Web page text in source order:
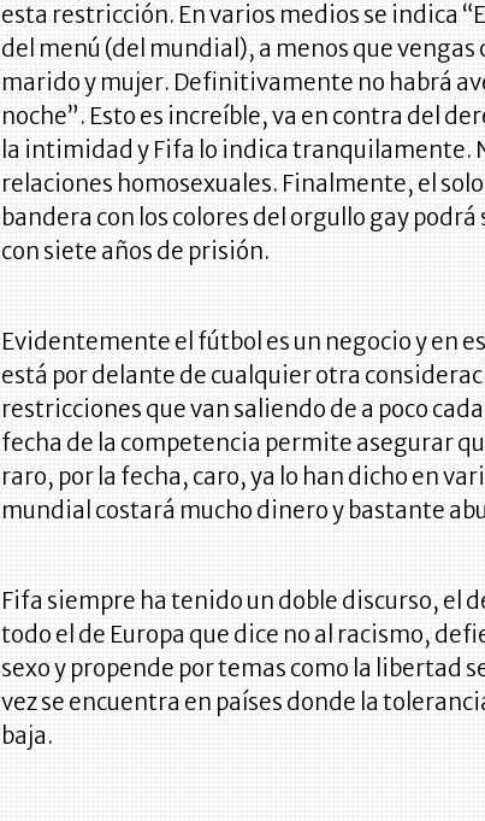
esta restricción. En varios medios se indica
del menú (del mundial), a menos que vengas
marido y mujer. Definitivamente no habrá
noche”. Esto es increíble, va en contra del
la intimidad y Fifa lo indica tranquilamente.
relaciones homosexuales. Finalmente, el
bandera con los colores del orgullo gay
con siete años de prisión.
Evidentemente el fútbol es un negocio y en
está por delante de cualquier otra
restricciones que van saliendo de a poco cada
fecha de la competencia permite asegurar
raro, por la fecha, caro, ya lo han dicho en
mundial costará mucho dinero y bastante
Fifa siempre ha tenido un doble discurso, el
todo el de Europa que dice no al racismo,
sexo y propende por temas como la libertad
vez se encuentra en países donde la
baja.